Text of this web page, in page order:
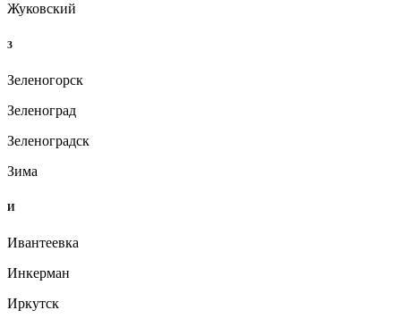
Жуковский
З
Зеленогорск
Зеленоград
Зеленоградск
Зима
И
Ивантеевка
Инкерман
Иркутск